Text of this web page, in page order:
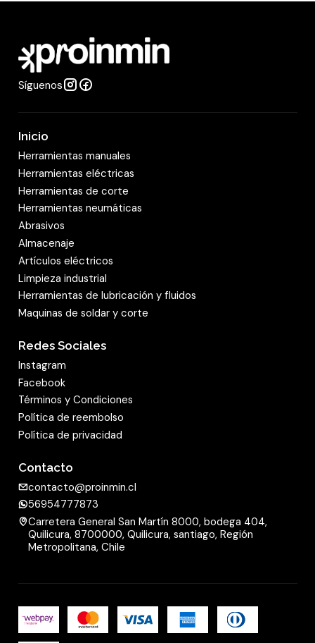
d
Síguenos
Inicio
Herramientas manuales
Herramientas eléctricas
Herramientas de corte
Herramientas neumáticas
Abrasivos
Almacenaje
Artículos eléctricos
Limpieza industrial
Herramientas de lubricación y fluidos
Maquinas de soldar y corte
Redes Sociales
Instagram
Facebook
Términos y Condiciones
Política de reembolso
Política de privacidad
Contacto
contacto@proinmin.cl
56954777873
Carretera General San Martín 8000, bodega 404,
Quilicura, 8700000, Quilicura, santiago, Región
Metropolitana, Chile